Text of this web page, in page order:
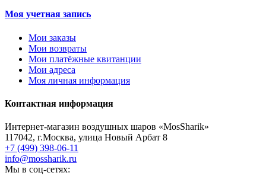
Моя учетная запись
Мои заказы
Мои возвраты
Мои платёжные квитанции
Мои адреса
Моя личная информация
Контактная информация
Интернет-магазин воздушных шаров «MosSharik»
117042, г.Москва, улица Новый Арбат 8
+7 (499) 398-06-11
info@mossharik.ru
Мы в соц-сетях: